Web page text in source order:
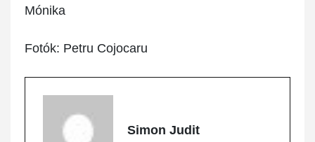
Mónika
Fotók: Petru Cojocaru
Simon Judit